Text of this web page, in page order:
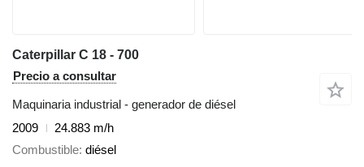
Caterpillar C 18 - 700
Precio a consultar
Maquinaria industrial - generador de diésel
2009
24.883 m/h
Combustible diésel